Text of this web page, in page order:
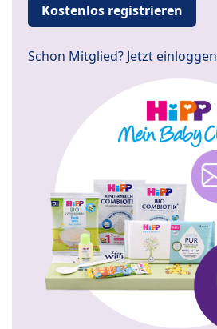
Kostenlos registrieren
Schon Mitglied? Jetzt einloggen